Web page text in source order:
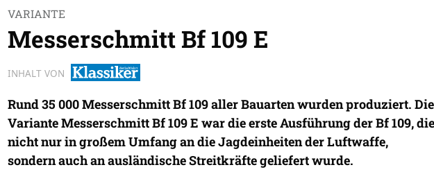
VARIANTE
Messerschmitt Bf 109 E
INHALT VON
Rund 35 000 Messerschmitt Bf 109 aller Bauarten wurden produziert. Die
Variante Messerschmitt Bf 109 E war die erste Ausführung der Bf 109, die
nicht nur in großem Umfang an die Jagdeinheiten der Luftwaffe,
sondern auch an ausländische Streitkräfte geliefert wurde.